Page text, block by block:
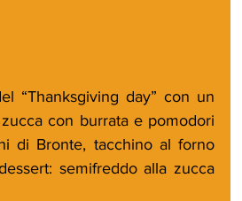
“Thanksgiving day” con un
con burrata e pomodori
di Bronte, tacchino al forno
semifreddo alla zucca